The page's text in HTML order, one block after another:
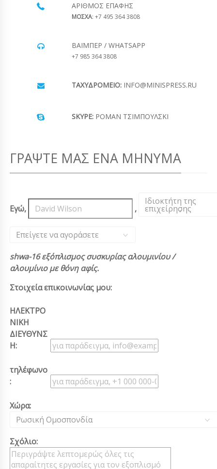
ΑΡΙΘΜΌΣ ΕΠΑΦΉΣ
ΜΟΣΧΑ: +7 495 364 3808
ΒΆΙΜΠΕΡ / WHATSAPP
+7 985 364 3808
ΤΑΧΥΔΡΟΜΕΊΟ: INFO@MINISPRESS.RU
SKYPE: ΡΟΜΆΝ ΤΣΙΜΠΟΎΛΣΚΙ
ΓΡΆΨΤΕ ΜΑΣ ΈΝΑ ΜΉΝΥΜΑ
Εγώ, ,
Ιδιοκτήτη της
επιχείρησης
,
Επείγετε να αγοράσετε
shwa-16 εξόπλισμος συσκυρίας αλουμινίου /
αλουμίνιο με θόνη αφίς.
Στοιχεία επικοινωνίας μου:
ΗΛΕΚΤΡΟ
ΝΙΚΗ
ΔΙΕΥΘΥΝΣ
Η:
τηλέφωνο
:
Χώρα:
Ρωσική Ομοσπονδία
Σχόλιο: